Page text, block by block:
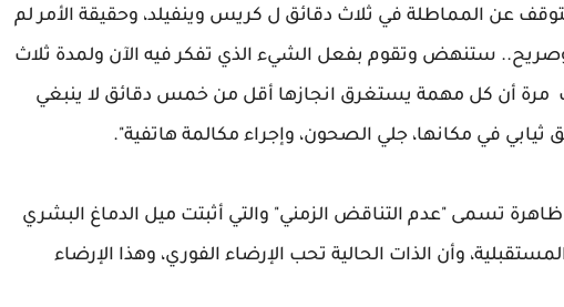
عن المماطلة في ثلاث دقائق ل كريس وينفيلد، وحقيقة الأمر لم
ستنهض وتقوم بفعل الشيء الذي تفكر فيه الآن ولمدة ثلاث
ذات مرة أن كل مهمة يستغرق انجازها أقل من خمس دقائق لا ينبغي
في مكانها،‏ جلي الصحون،‏ وإجراء مكالمة هاتفية".
تسمى "عدم التناقض الزمني" والتي أثبتت ميل الدماغ البشري
وأن الذات الحالية تحب الإرضاء الفوري، وهذا الإرضاء